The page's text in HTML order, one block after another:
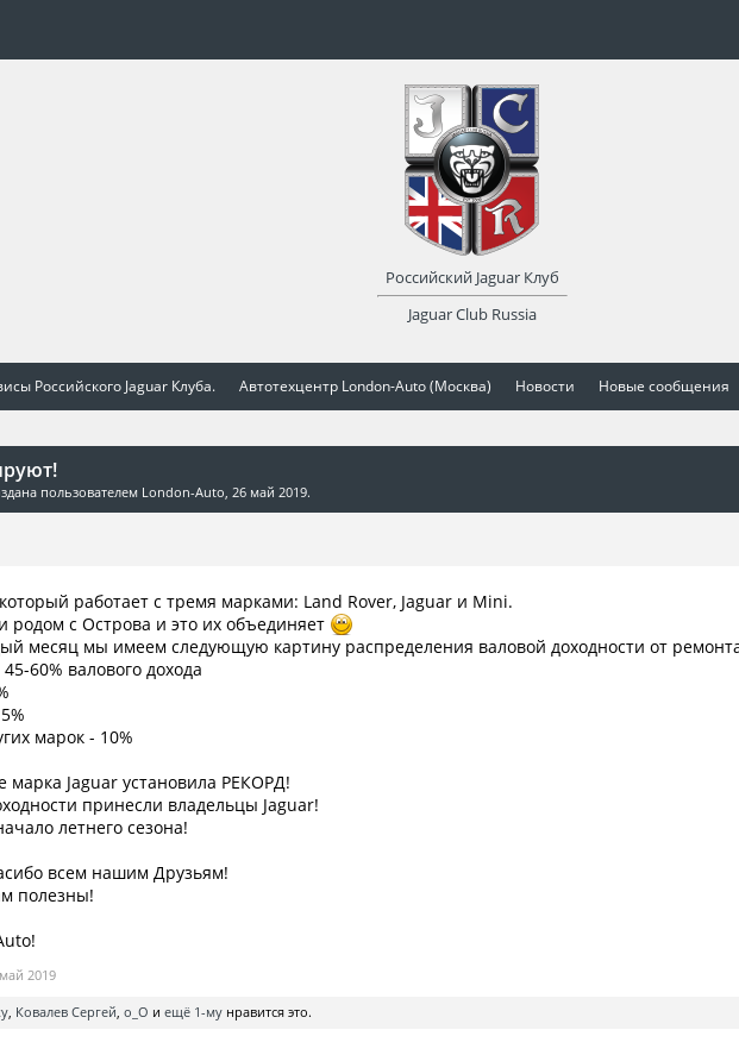
Российского Jaguar Клуба. Автотехцентр London-Auto (Москва) Новости Новые сообщения
пользователем London-Auto, 26 май 2019.
работает с тремя марками: Land Rover, Jaguar и Mini.
родом с Острова и это их объединяет
месяц мы имеем следующую картину распределения валовой доходности от
60% валового дохода
марок - 10%
марка Jaguar установила РЕКОРД!
принесли владельцы Jaguar!
летнего сезона!
всем нашим Друзьям!
полезны!
2019
, Ковалев Сергей, o_O и ещё 1-мунравится это.
Российский Jaguar Клуб
Jaguar Club Russia